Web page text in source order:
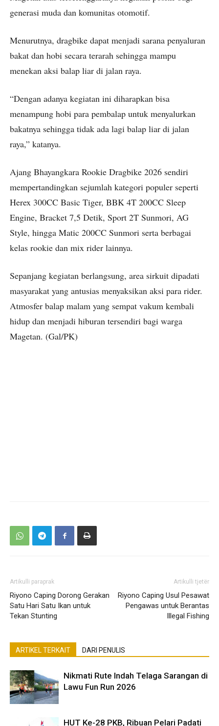
generasi muda dan komunitas otomotif.
Menurutnya, dragbike dapat menjadi sarana penyaluran
bakat dan hobi secara terarah sehingga mampu
menekan aksi balap liar di jalan raya.
“Dengan adanya kegiatan ini diharapkan bisa
menampung hobi para pembalap untuk menyalurkan
bakatnya sehingga tidak ada lagi balap liar di jalan
raya,” katanya.
Ajang Bhayangkara Rookie Dragbike 2026 sendiri
mempertandingkan sejumlah kategori populer seperti
Herex 300CC Basic Tiger, BBK 4T 200CC Sleep
Engine, Bracket 7,5 Detik, Sport 2T Sunmori, AG
Style, hingga Matic 200CC Sunmori serta berbagai
kelas rookie dan mix rider lainnya.
Sepanjang kegiatan berlangsung, area sirkuit dipadati
masyarakat yang antusias menyaksikan aksi para rider.
Atmosfer balap malam yang sempat vakum kembali
hidup dan menjadi hiburan tersendiri bagi warga
Magetan. (Gal/PK)
Artikulli paraprak
Riyono Caping Dorong Gerakan
Satu Hari Satu Ikan untuk
Tekan Stunting
Artikulli tjetër
Riyono Caping Usul Pesawat
Pengawas untuk Berantas
Illegal Fishing
ARTIKEL TERKAIT DARI PENULIS
Nikmati Rute Indah Telaga Sarangan di
Lawu Fun Run 2026
HUT Ke-28 PKB, Ribuan Pelari Padati